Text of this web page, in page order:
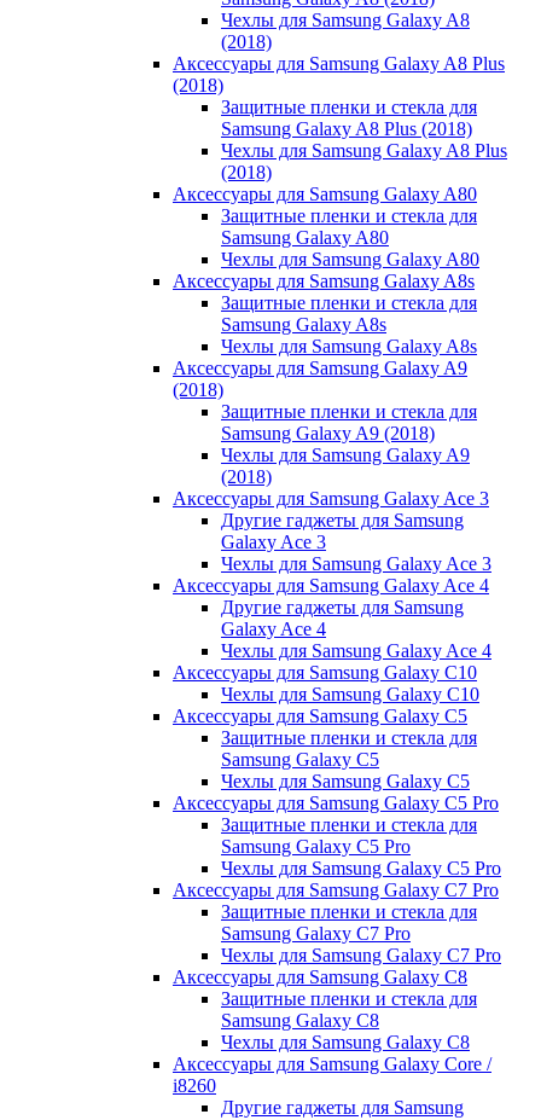
Чехлы для Samsung Galaxy A8
(2018)
Аксессуары для Samsung Galaxy A8 Plus
(2018)
Защитные пленки и стекла для
Samsung Galaxy A8 Plus (2018)
Чехлы для Samsung Galaxy A8 Plus
(2018)
Аксессуары для Samsung Galaxy A80
Защитные пленки и стекла для
Samsung Galaxy A80
Чехлы для Samsung Galaxy A80
Аксессуары для Samsung Galaxy A8s
Защитные пленки и стекла для
Samsung Galaxy A8s
Чехлы для Samsung Galaxy A8s
Аксессуары для Samsung Galaxy A9
(2018)
Защитные пленки и стекла для
Samsung Galaxy A9 (2018)
Чехлы для Samsung Galaxy A9
(2018)
Аксессуары для Samsung Galaxy Ace 3
Другие гаджеты для Samsung
Galaxy Ace 3
Чехлы для Samsung Galaxy Ace 3
Аксессуары для Samsung Galaxy Ace 4
Другие гаджеты для Samsung
Galaxy Ace 4
Чехлы для Samsung Galaxy Ace 4
Аксессуары для Samsung Galaxy C10
Чехлы для Samsung Galaxy C10
Аксессуары для Samsung Galaxy C5
Защитные пленки и стекла для
Samsung Galaxy C5
Чехлы для Samsung Galaxy C5
Аксессуары для Samsung Galaxy C5 Pro
Защитные пленки и стекла для
Samsung Galaxy C5 Pro
Чехлы для Samsung Galaxy C5 Pro
Аксессуары для Samsung Galaxy C7 Pro
Защитные пленки и стекла для
Samsung Galaxy C7 Pro
Чехлы для Samsung Galaxy C7 Pro
Аксессуары для Samsung Galaxy C8
Защитные пленки и стекла для
Samsung Galaxy C8
Чехлы для Samsung Galaxy C8
Аксессуары для Samsung Galaxy Core /
i8260
Другие гаджеты для Samsung